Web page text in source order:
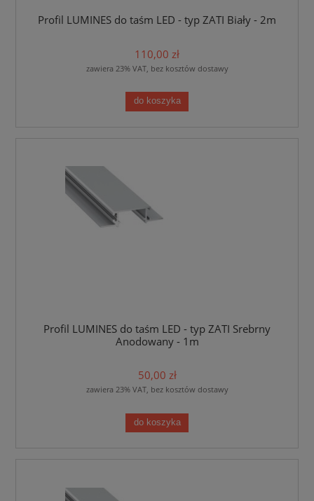
Profil LUMINES do taśm LED - typ ZATI Biały - 2m
110,00 zł
zawiera 23% VAT, bez kosztów dostawy
do koszyka
Profil LUMINES do taśm LED - typ ZATI Srebrny
Anodowany - 1m
50,00 zł
zawiera 23% VAT, bez kosztów dostawy
do koszyka